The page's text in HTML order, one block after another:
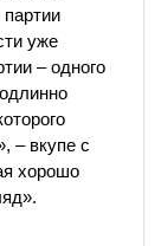
уже
– одного
– вкупе с
хорошо